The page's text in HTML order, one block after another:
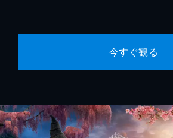
今すぐ観る